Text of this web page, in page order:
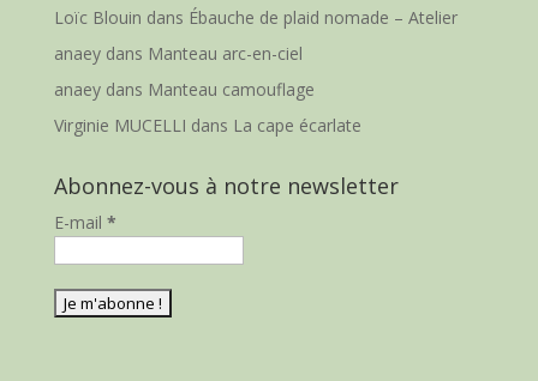
Loïc Blouin dans Ébauche de plaid nomade – Atelier
anaeydans Manteau arc-en-ciel
anaeydans Manteau camouflage
Virginie MUCELLI dans La cape écarlate
Abonnez-vous à notre newsletter
E-mail *